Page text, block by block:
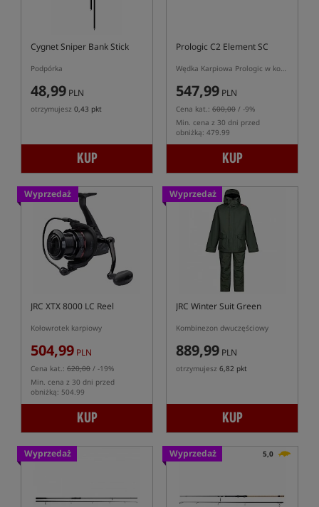
Cygnet Sniper Bank Stick
Podpórka
48,99 PLN
otrzymujesz 0,43 pkt
KUP
Prologic C2 Element SC
Wędka Karpiowa Prologic w korku
547,99 PLN
Cena kat.: 600,00 / -9%
Min. cena z 30 dni przed
obniżką: 479.99
KUP
Wyprzedaż
JRC XTX 8000 LC Reel
Kołowrotek karpiowy
504,99 PLN
Cena kat.: 620,00 / -19%
Min. cena z 30 dni przed
obniżką: 504.99
KUP
Wyprzedaż
JRC Winter Suit Green
Kombinezon dwuczęściowy
889,99 PLN
otrzymujesz 6,82 pkt
KUP
Wyprzedaż Wyprzedaż 5,0